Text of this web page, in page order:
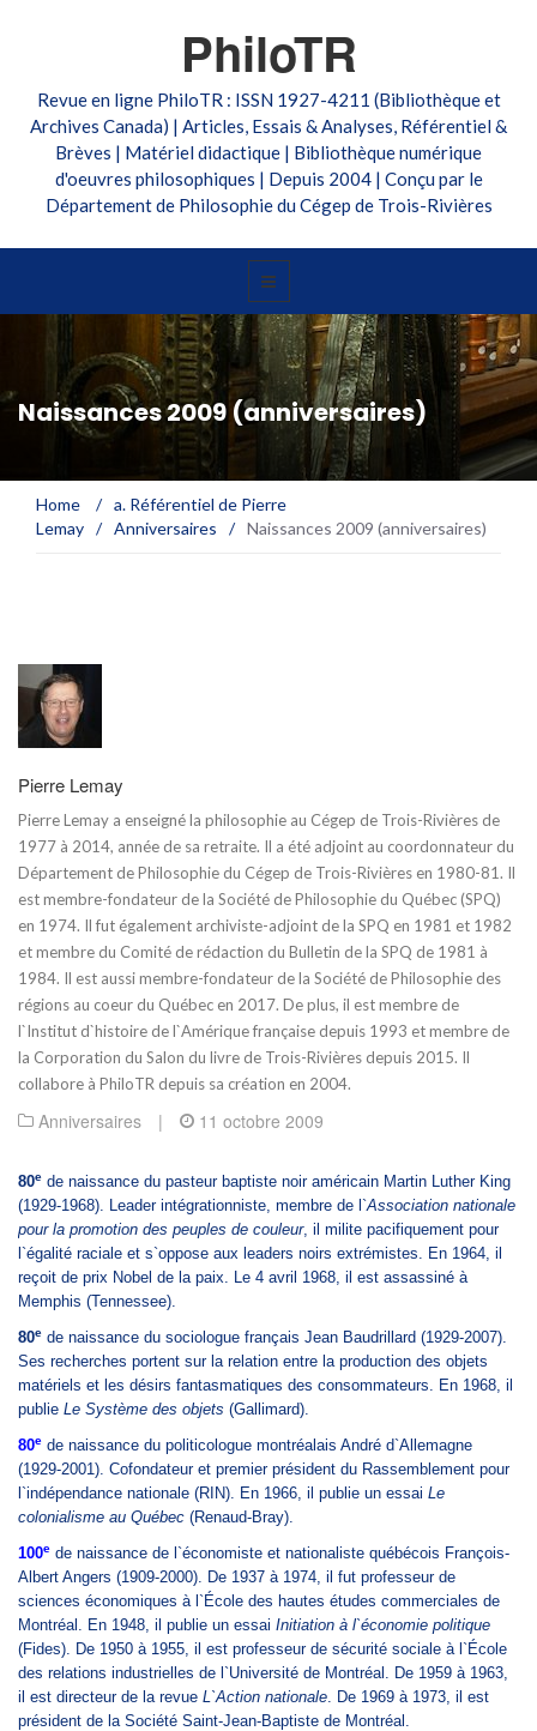
PhiloTR
Revue en ligne PhiloTR : ISSN 1927-4211 (Bibliothèque et
Archives Canada) | Articles, Essais & Analyses, Référentiel &
Brèves | Matériel didactique | Bibliothèque numérique
d'oeuvres philosophiques | Depuis 2004 | Conçu par le
Département de Philosophie du Cégep de Trois-Rivières
Naissances 2009 (anniversaires)
Home / a. Référentiel de Pierre
Lemay / Anniversaires / Naissances 2009 (anniversaires)
Pierre Lemay
Pierre Lemay a enseigné la philosophie au Cégep de Trois-Rivières de
1977 à 2014, année de sa retraite. Il a été adjoint au coordonnateur du
Département de Philosophie du Cégep de Trois-Rivières en 1980-81. Il
est membre-fondateur de la Société de Philosophie du Québec (SPQ)
en 1974. Il fut également archiviste-adjoint de la SPQ en 1981 et 1982
et membre du Comité de rédaction du Bulletin de la SPQ de 1981 à
1984. Il est aussi membre-fondateur de la Société de Philosophie des
régions au coeur du Québec en 2017. De plus, il est membre de
l`Institut d`histoire de l`Amérique française depuis 1993 et membre de
la Corporation du Salon du livre de Trois-Rivières depuis 2015. Il
collabore à PhiloTR depuis sa création en 2004.
Anniversaires | 11 octobre 2009
80e de naissance du pasteur baptiste noir américain Martin Luther King
(1929-1968). Leader intégrationniste, membre de l`Association nationale
pour la promotion des peuples de couleur, il milite pacifiquement pour
l`égalité raciale et s`oppose aux leaders noirs extrémistes. En 1964, il
reçoit de prix Nobel de la paix. Le 4 avril 1968, il est assassiné à
Memphis (Tennessee).
80e de naissance du sociologue français Jean Baudrillard (1929-2007).
Ses recherches portent sur la relation entre la production des objets
matériels et les désirs fantasmatiques des consommateurs. En 1968, il
publie Le Système des objets (Gallimard).
80e de naissance du politicologue montréalais André d`Allemagne
(1929-2001). Cofondateur et premier président du Rassemblement pour
l`indépendance nationale (RIN). En 1966, il publie un essai Le
colonialisme au Québec (Renaud-Bray).
100e de naissance de l`économiste et nationaliste québécois François-
Albert Angers (1909-2000). De 1937 à 1974, il fut professeur de
sciences économiques à l`École des hautes études commerciales de
Montréal. En 1948, il publie un essai Initiation à l`économie politique
(Fides). De 1950 à 1955, il est professeur de sécurité sociale à l`École
des relations industrielles de l`Université de Montréal. De 1959 à 1963,
il est directeur de la revue L`Action nationale. De 1969 à 1973, il est
président de la Société Saint-Jean-Baptiste de Montréal.